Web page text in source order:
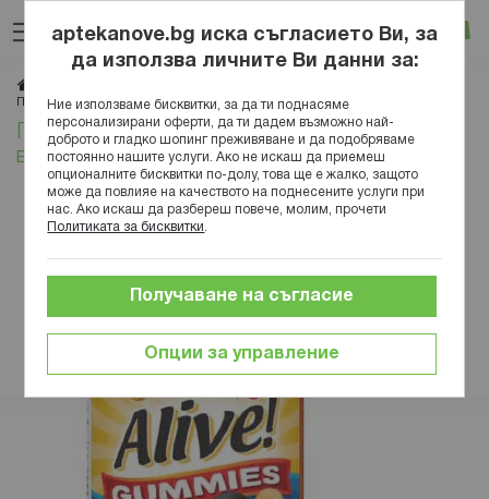
към
съдържанието
Вход
Подходящи витамини за деца на 2 години - видове и марки
Подходящи витамини за деца на 2 години -
видове и марки
aptekanove.bg иска съгласието Ви, за
да използва личните Ви данни за:
Ние използваме бисквитки, за да ти поднасяме
персонализирани оферти, да ти дадем възможно най-
доброто и гладко шопинг преживяване и да подобряваме
постоянно нашите услуги. Ако не искаш да приемеш
опционалните бисквитки по-долу, това ще е жалко, защото
може да повлияе на качеството на поднесените услуги при
нас. Ако искаш да разбереш повече, молим, прочети
Политиката за бисквитки
Опции за управление
Получаване на съгласие